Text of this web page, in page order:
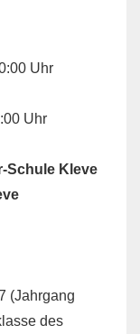
Uhr
Uhr
Schule Kleve
(Jahrgang
des